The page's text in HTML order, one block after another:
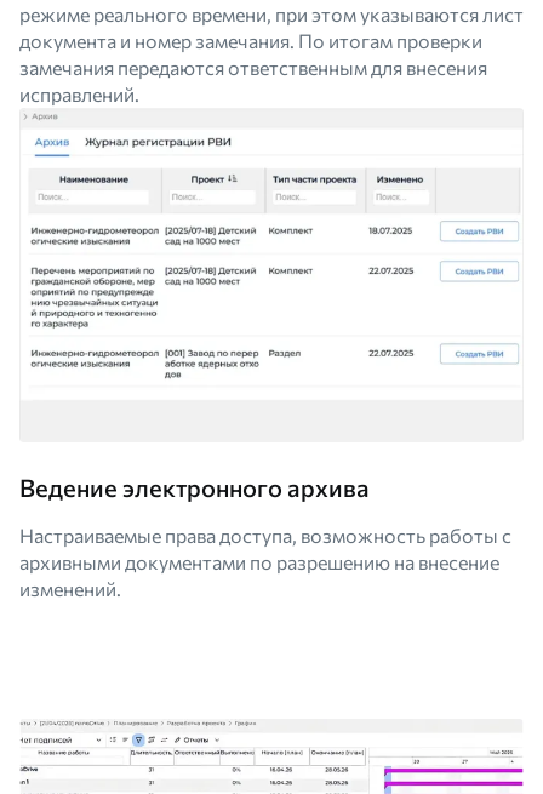
режиме реального времени, при этом указываются лист
документа и номер замечания. По итогам проверки
замечания передаются ответственным для внесения
исправлений.
Ведение электронного архива
Настраиваемые права доступа, возможность работы с
архивными документами по разрешению на внесение
изменений.